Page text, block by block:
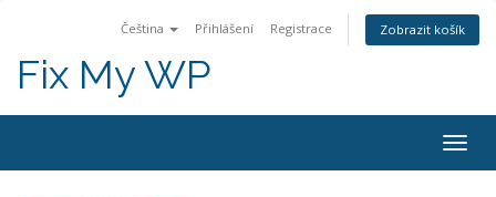
Čeština Přihlášení Registrace Zobrazit košík
Fix My WP